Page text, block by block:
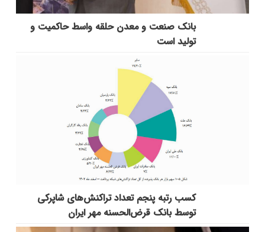
بانك صنعت و معدن حلقه واسط حاكمیت و
تولید است
کسب رتبه پنجم تعداد تراکنش‌های شاپرکی
توسط بانک قرض‌الحسنه مهر ایران